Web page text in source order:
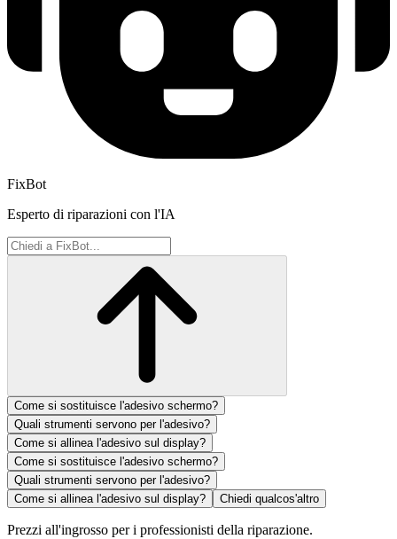
FixBot
Esperto di riparazioni con l'IA
Come si sostituisce l'adesivo schermo?
Quali strumenti servono per l'adesivo?
Come si allinea l'adesivo sul display?
Come si sostituisce l'adesivo schermo?
Quali strumenti servono per l'adesivo?
Come si allinea l'adesivo sul display?
Chiedi qualcos'altro
Prezzi all'ingrosso per i professionisti della riparazione.